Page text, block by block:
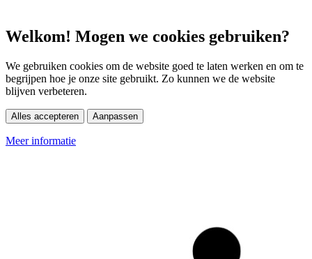
Welkom! Mogen we cookies gebruiken?
We gebruiken cookies om de website goed te laten werken en om te
begrijpen hoe je onze site gebruikt. Zo kunnen we de website
blijven verbeteren.
Alles accepteren Aanpassen
Meer informatie